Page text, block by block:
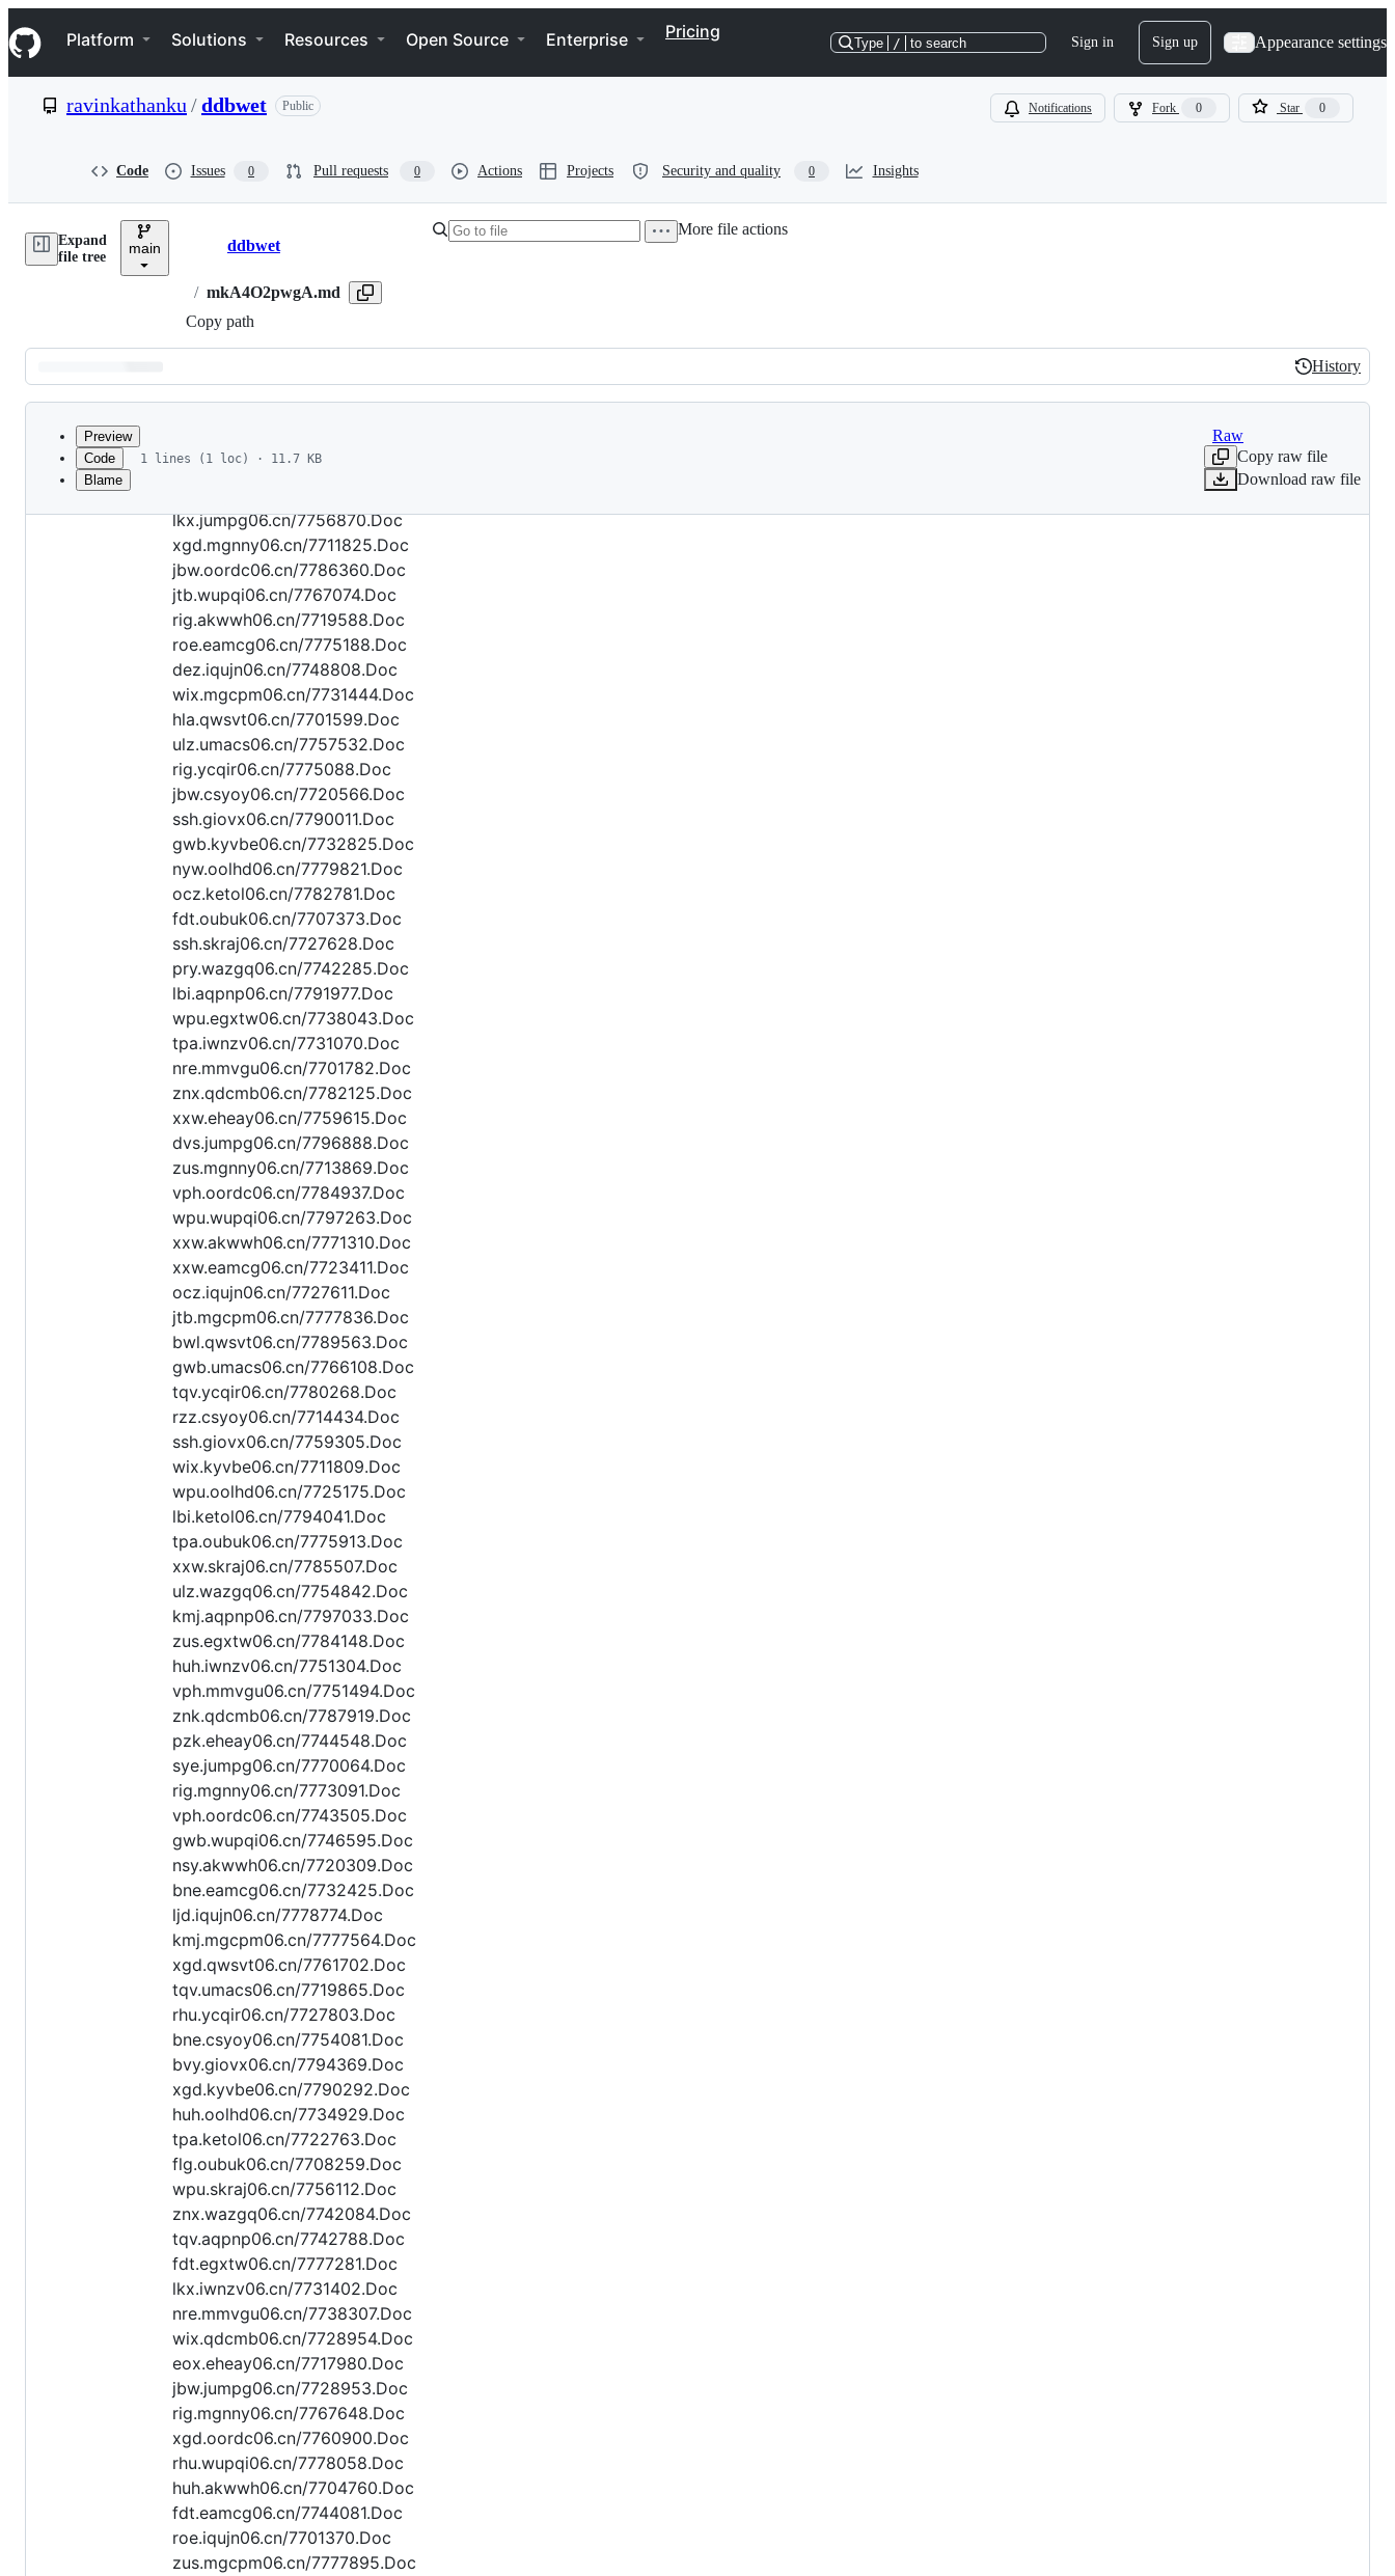
k
i
p
e
Navigation Menu
Platform Solutions Resources Open Source Enterprise Pricing
Type / to search Sign in Sign up Appearance settings
ravinkathanku /ddbwet Public Notifications Fork 0 Star 0
Code Issues 0 Pull requests 0 Actions Projects Security and quality 0 Insights
Expand
file tree
main Breadcrumbs
ddbwet
/ mkA4O2pwgA.md
Copy path
More file actions
Latest
commit
History
History
metadata
Preview
Code
Blame
1 lines (1 loc) · 11.7 KB
Raw
Copy raw file
Download raw file
lkx.jumpg06.cn/7756870.Doc
xgd.mgnny06.cn/7711825.Doc
jbw.oordc06.cn/7786360.Doc
jtb.wupqi06.cn/7767074.Doc
rig.akwwh06.cn/7719588.Doc
roe.eamcg06.cn/7775188.Doc
dez.iqujn06.cn/7748808.Doc
wix.mgcpm06.cn/7731444.Doc
hla.qwsvt06.cn/7701599.Doc
ulz.umacs06.cn/7757532.Doc
rig.ycqir06.cn/7775088.Doc
jbw.csyoy06.cn/7720566.Doc
ssh.giovx06.cn/7790011.Doc
gwb.kyvbe06.cn/7732825.Doc
nyw.oolhd06.cn/7779821.Doc
ocz.ketol06.cn/7782781.Doc
fdt.oubuk06.cn/7707373.Doc
ssh.skraj06.cn/7727628.Doc
pry.wazgq06.cn/7742285.Doc
lbi.aqpnp06.cn/7791977.Doc
wpu.egxtw06.cn/7738043.Doc
tpa.iwnzv06.cn/7731070.Doc
nre.mmvgu06.cn/7701782.Doc
znx.qdcmb06.cn/7782125.Doc
xxw.eheay06.cn/7759615.Doc
dvs.jumpg06.cn/7796888.Doc
zus.mgnny06.cn/7713869.Doc
vph.oordc06.cn/7784937.Doc
wpu.wupqi06.cn/7797263.Doc
xxw.akwwh06.cn/7771310.Doc
xxw.eamcg06.cn/7723411.Doc
ocz.iqujn06.cn/7727611.Doc
jtb.mgcpm06.cn/7777836.Doc
bwl.qwsvt06.cn/7789563.Doc
gwb.umacs06.cn/7766108.Doc
tqv.ycqir06.cn/7780268.Doc
rzz.csyoy06.cn/7714434.Doc
ssh.giovx06.cn/7759305.Doc
wix.kyvbe06.cn/7711809.Doc
wpu.oolhd06.cn/7725175.Doc
lbi.ketol06.cn/7794041.Doc
tpa.oubuk06.cn/7775913.Doc
xxw.skraj06.cn/7785507.Doc
ulz.wazgq06.cn/7754842.Doc
kmj.aqpnp06.cn/7797033.Doc
zus.egxtw06.cn/7784148.Doc
huh.iwnzv06.cn/7751304.Doc
vph.mmvgu06.cn/7751494.Doc
znk.qdcmb06.cn/7787919.Doc
pzk.eheay06.cn/7744548.Doc
sye.jumpg06.cn/7770064.Doc
rig.mgnny06.cn/7773091.Doc
vph.oordc06.cn/7743505.Doc
gwb.wupqi06.cn/7746595.Doc
nsy.akwwh06.cn/7720309.Doc
bne.eamcg06.cn/7732425.Doc
ljd.iqujn06.cn/7778774.Doc
kmj.mgcpm06.cn/7777564.Doc
xgd.qwsvt06.cn/7761702.Doc
tqv.umacs06.cn/7719865.Doc
rhu.ycqir06.cn/7727803.Doc
bne.csyoy06.cn/7754081.Doc
bvy.giovx06.cn/7794369.Doc
xgd.kyvbe06.cn/7790292.Doc
huh.oolhd06.cn/7734929.Doc
tpa.ketol06.cn/7722763.Doc
flg.oubuk06.cn/7708259.Doc
wpu.skraj06.cn/7756112.Doc
znx.wazgq06.cn/7742084.Doc
tqv.aqpnp06.cn/7742788.Doc
fdt.egxtw06.cn/7777281.Doc
lkx.iwnzv06.cn/7731402.Doc
nre.mmvgu06.cn/7738307.Doc
wix.qdcmb06.cn/7728954.Doc
eox.eheay06.cn/7717980.Doc
jbw.jumpg06.cn/7728953.Doc
rig.mgnny06.cn/7767648.Doc
xgd.oordc06.cn/7760900.Doc
rhu.wupqi06.cn/7778058.Doc
huh.akwwh06.cn/7704760.Doc
fdt.eamcg06.cn/7744081.Doc
roe.iqujn06.cn/7701370.Doc
zus.mgcpm06.cn/7777895.Doc